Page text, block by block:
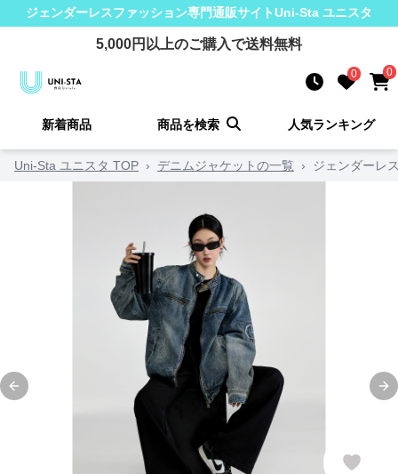
ジェンダーレスファッション専門通販サイトUni-Sta ユニスタ
5,000円以上のご購入で送料無料
0 0
新着商品 商品を検索 人気ランキング
Uni-Sta ユニスタ TOP › デニムジャケットの一覧 › ジェンダーレ
Previous slide